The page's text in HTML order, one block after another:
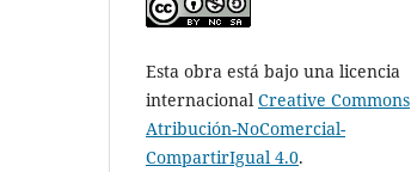
Esta obra está bajo una licencia
internacional Creative Commons
Atribución-NoComercial-
CompartirIgual 4.0.